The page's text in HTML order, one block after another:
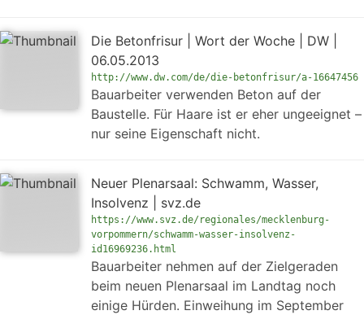
Die Betonfrisur | Wort der Woche | DW |
06.05.2013
http://www.dw.com/de/die-betonfrisur/a-16647456
Bauarbeiter verwenden Beton auf der
Baustelle. Für Haare ist er eher ungeeignet –
nur seine Eigenschaft nicht.
Neuer Plenarsaal: Schwamm, Wasser,
Insolvenz | svz.de
https://www.svz.de/regionales/mecklenburg-
vorpommern/schwamm-wasser-insolvenz-
id16969236.html
Bauarbeiter nehmen auf der Zielgeraden
beim neuen Plenarsaal im Landtag noch
einige Hürden. Einweihung im September